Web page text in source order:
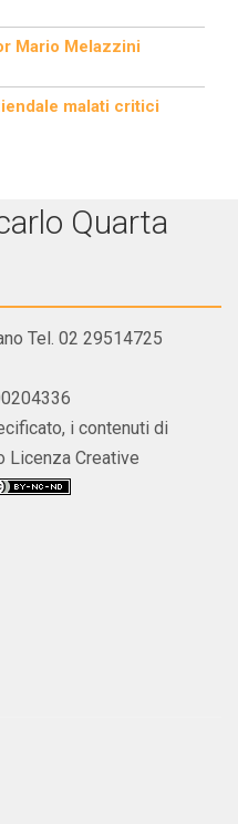
Mario Melazzini
malati critici
Quarta
Tel. 02 29514725
i contenuti di
Creative